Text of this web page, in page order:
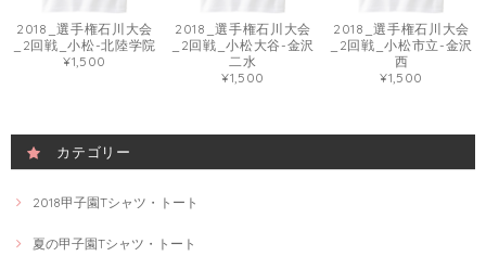
2018_選手権石川大会
_2回戦_小松-北陸学院
¥1,500
2018_選手権石川大会
_2回戦_小松大谷-金沢
二水
¥1,500
2018_選手権石川大会
_2回戦_小松市立-金沢
西
¥1,500
カテゴリー
2018甲子園Tシャツ・トート
夏の甲子園Tシャツ・トート